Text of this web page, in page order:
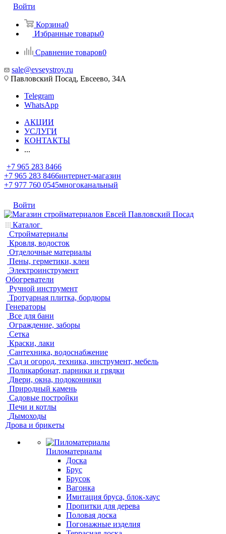
Войти
Корзина0
Избранные товары0
Сравнение товаров0
sale@evseystroy.ru
Павловский Посад, Евсеево, 34А
Telegram
WhatsApp
АКЦИИ
УСЛУГИ
КОНТАКТЫ
...
+7 965 283 8466
+7 965 283 8466интернет-магазин
+7 977 760 0545многоканальный
Войти
Каталог
Стройматериалы
Кровля, водосток
Отделочные материалы
Пены, герметики, клеи
Электроинструмент
Обогреватели
Ручной инструмент
Тротуарная плитка, бордюры
Генераторы
Все для бани
Ограждение, заборы
Сетка
Краски, лаки
Сантехника, водоснабжение
Сад и огород, техника, инструмент, мебель
Поликарбонат, парники и грядки
Двери, окна, подоконники
Природный камень
Садовые постройки
Печи и котлы
Дымоходы
Дрова и брикеты
Пиломатериалы
Доска
Брус
Брусок
Вагонка
Имитация бруса, блок-хаус
Пропитки для дерева
Половая доска
Погонажные изделия